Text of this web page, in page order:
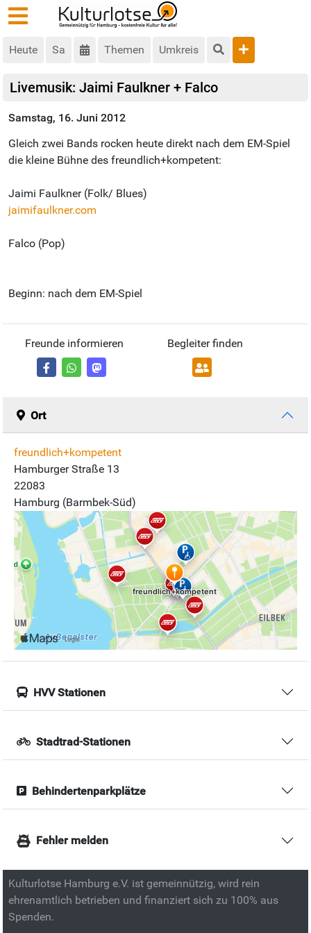
Heute Sa Themen Umkreis
Livemusik: Jaimi Faulkner + Falco
Samstag, 16. Juni 2012
Gleich zwei Bands rocken heute direkt nach dem EM-Spiel
die kleine Bühne des freundlich+kompetent:
Jaimi Faulkner (Folk/ Blues)
jaimifaulkner.com
Falco (Pop)
Beginn: nach dem EM-Spiel
Freunde informieren Begleiter finden
Ort
freundlich+kompetent
Hamburger Straße 13
22083
Hamburg (Barmbek-Süd)
HVV Stationen
Stadtrad-Stationen
Behindertenparkplätze
Fehler melden
Kulturlotse Hamburg e.V. ist gemeinnützig, wird rein
ehrenamtlich betrieben und finanziert sich zu 100% aus
Spenden.